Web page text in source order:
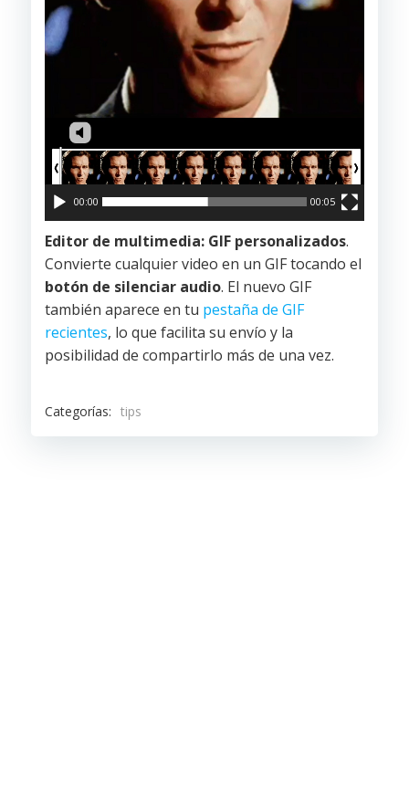
00:00 00:05
Editor de multimedia: GIF personalizados.
Convierte cualquier video en un GIF tocando el
botón de silenciar audio. El nuevo GIF
también aparece en tu pestaña de GIF
recientes, lo que facilita su envío y la
posibilidad de compartirlo más de una vez.
Categorías: tips